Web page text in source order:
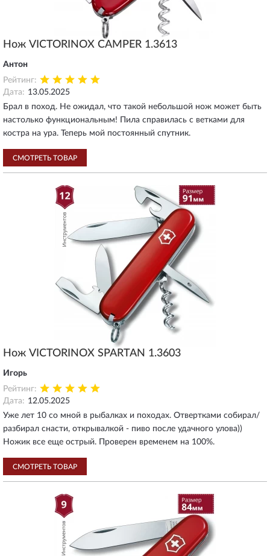
Нож VICTORINOX CAMPER 1.3613
Антон
Рейтинг:
Дата: 13.05.2025
Брал в поход. Не ожидал, что такой небольшой нож может быть
настолько функциональным! Пила справилась с ветками для
костра на ура. Теперь мой постоянный спутник.
СМОТРЕТЬ ТОВАР
Нож VICTORINOX SPARTAN 1.3603
Игорь
Рейтинг:
Дата: 12.05.2025
Уже лет 10 со мной в рыбалках и походах. Отвертками собирал/
разбирал снасти, открывалкой - пиво после удачного улова))
Ножик все еще острый. Проверен временем на 100%.
СМОТРЕТЬ ТОВАР